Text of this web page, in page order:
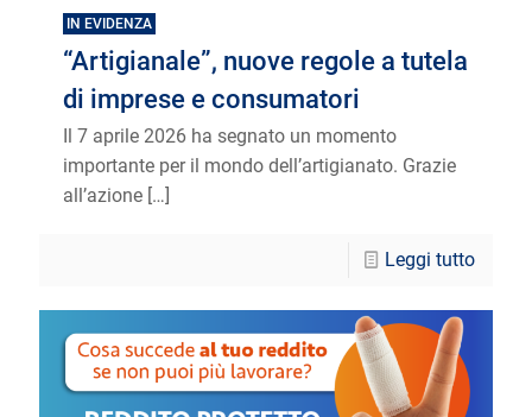
IN EVIDENZA
“Artigianale”, nuove regole a tutela
di imprese e consumatori
Il 7 aprile 2026 ha segnato un momento
importante per il mondo dell’artigianato. Grazie
all’azione […]
Leggi tutto